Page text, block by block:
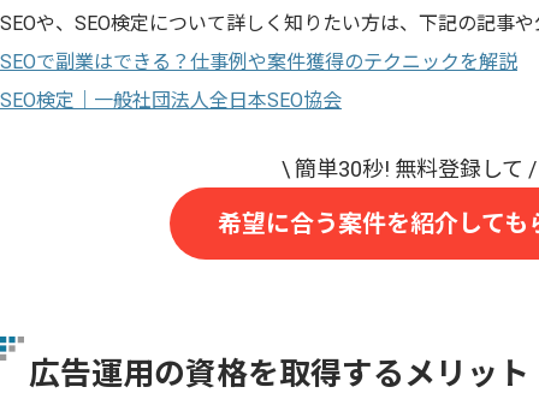
SEOや、SEO検定について詳しく知りたい方は、下記の記事
SEOで副業はできる？仕事例や案件獲得のテクニックを解説
SEO検定｜一般社団法人全日本SEO協会
希望に合う案件を紹介しても
広告運用の資格を取得するメリット